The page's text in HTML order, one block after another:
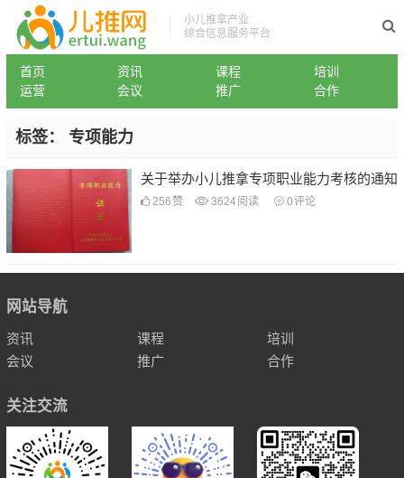
小儿推拿产业
综合信息服务平台
首页 资讯 课程
培训
运营
会议 推广 合作
标签： 专项能力
关于举办小儿推拿专项职业能力考核的通知
256 赞 3624阅读 0评论
网站导航
资讯 课程
培训
会议
推广 合作
关注交流